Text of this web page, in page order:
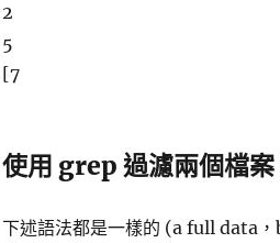
2
5
[7
使用 grep 過濾兩個檔
下述語法都是一樣的 (a full data